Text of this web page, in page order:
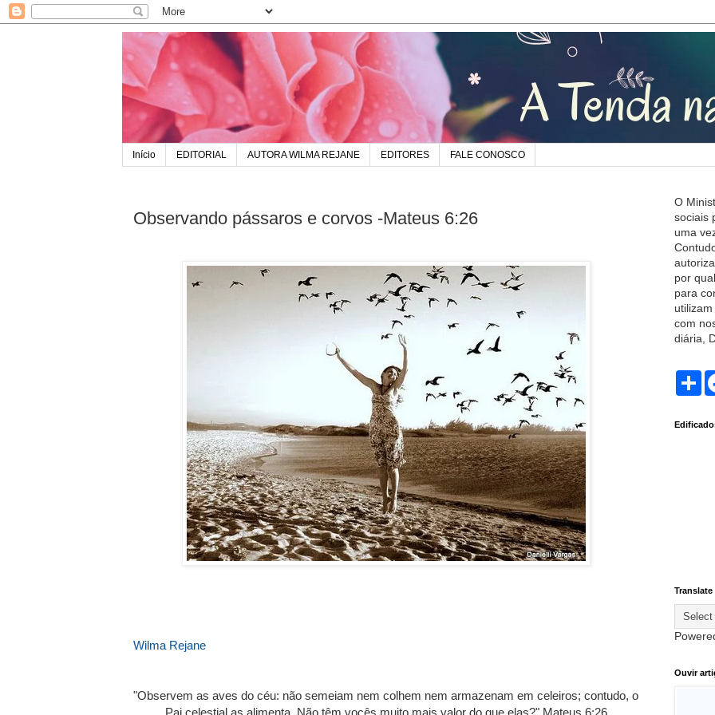
Início EDITORIAL AUTORA WILMA REJANE EDITORES FALE CONOSCO
Observando pássaros e corvos -Mateus 6:26
Wilma Rejane
"Observem as aves do céu: não semeiam nem colhem nem armazenam em celeiros; contudo, o
Pai celestial as alimenta. Não têm vocês muito mais valor do que elas?" Mateus 6:26
O
sociais
uma
por
para
com
diária,
S
e
Translate
Ouvir